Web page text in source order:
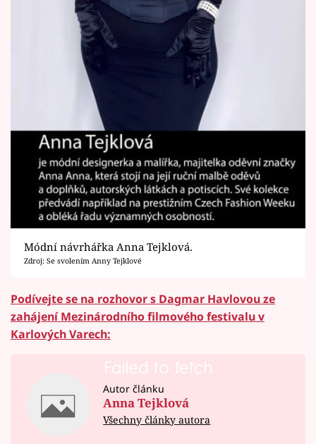
Módní návrhářka Anna Tejklová.
Zdroj: Se svolením Anny Tejklové
Podívejte se na rozhovor s Dagmar Havlovou ze
zahájení Mezinárodního filmového festivalu v
Karlových Varech:
Failed to fetch
Autor článku
Anna Tejklová
Všechny články autora